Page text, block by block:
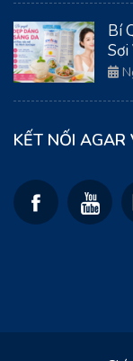
Bí
KẾT NỐI AGAR